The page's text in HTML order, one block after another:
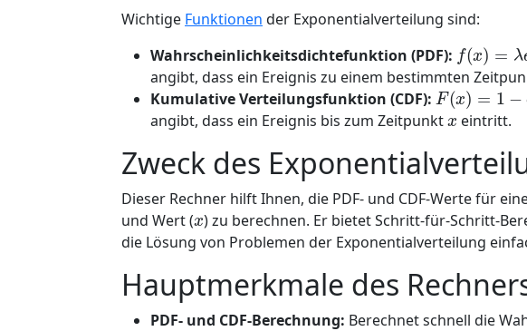
Wichtige Funktionen der Exponentialverteilung sind:
Wahrscheinlichkeitsdichtefunktion (PDF):
(x = −
angibt, dass ein Ereignis zu einem bestimmten
Kumulative Verteilungsfunktion (CDF):
F(x)=1−e−λ
angibt, dass ein Ereignis bis zum Zeitpunkt
x
eintritt.
Zweck des
Dieser Rechner hilft Ihnen, die PDF- und CDF-Werte für
und Wert (
x
) zu berechnen. Er bietet Schritt-für-Schritt-
die Lösung von Problemen der Exponentialverteilung
Hauptmerkmale des
PDF- und CDF-Berechnung: Berechnet schnell die